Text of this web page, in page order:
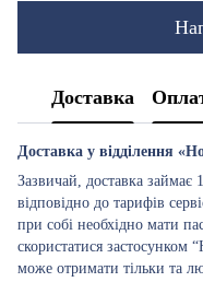
Доставка
Доставка у відділення
Зазвичай, доставка займає
відповідно до тарифів
при собі необхідно мати
скористатися застосунком
може отримати тільки та